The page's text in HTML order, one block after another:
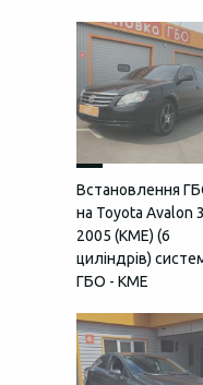
Встановлення
на Toyota Avalon
2005 (КМЕ) (6
циліндрів)
ГБО - KME